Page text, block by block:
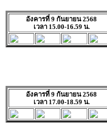
อังคารที่ 9 กันยายน 2568
เวลา 15.00-16.59 น.
อังคารที่ 9 กันยายน 2568
เวลา 17.00-18.59 น.